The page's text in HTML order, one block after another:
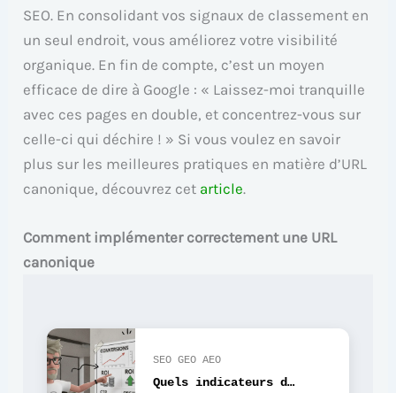
SEO. En consolidant vos signaux de classement en
un seul endroit, vous améliorez votre visibilité
organique. En fin de compte, c’est un moyen
efficace de dire à Google : « Laissez-moi tranquille
avec ces pages en double, et concentrez-vous sur
celle-ci qui déchire ! » Si vous voulez en savoir
plus sur les meilleures pratiques en matière d’URL
canonique, découvrez cet article.
Comment implémenter correctement une URL
canonique
SEO GEO AEO
Quels indicateurs de performance SEO suivre pour vendre ?